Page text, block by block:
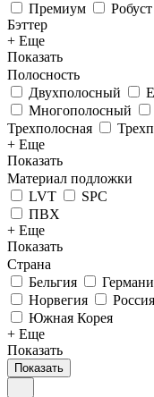
Премиум
Робуст
Бэттер
+ Еще
Показать
Полосность
Двухполосный
Многополосный
Трехполосная
+ Еще
Показать
Материал подложки
LVT
SPC
ПВХ
+ Еще
Показать
Страна
Бельгия
Норвегия
Россия
Южная Корея
+ Еще
Показать
Показать